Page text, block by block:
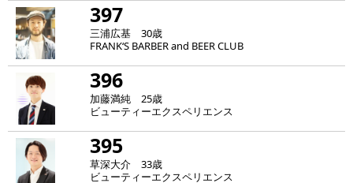
397
三浦広基 30歳
FRANK‘S BARBER and BEER CLUB
396
加藤満純 25歳
ビューティーエクスペリエンス
395
草深大介 33歳
ビューティーエクスペリエンス